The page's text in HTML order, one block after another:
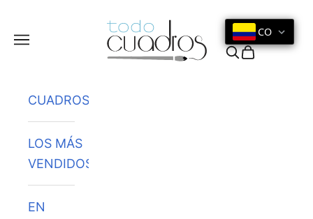
Menú
CO
Buscar
Cesta
CUADROS
LOS MÁS
VENDIDOS
EN